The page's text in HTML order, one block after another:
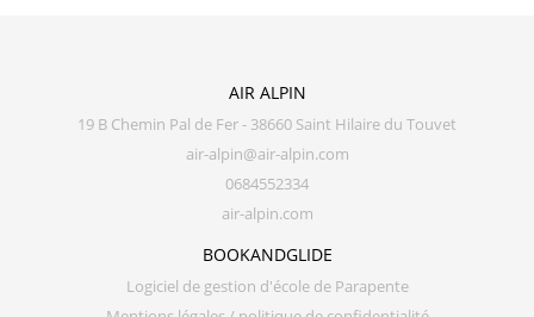
AIR ALPIN
19 B Chemin Pal de Fer - 38660 Saint Hilaire du Touvet
air-alpin@air-alpin.com
0684552334
air-alpin.com
BOOKANDGLIDE
Logiciel de gestion d'école de Parapente